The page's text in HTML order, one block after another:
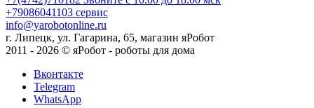
+79086041103 сервис
info@yarobotonline.ru
г. Липецк, ул. Гагарина, 65, магазин яРобот
2011 - 2026 © яРобот - роботы для дома
Вконтакте
Telegram
WhatsApp